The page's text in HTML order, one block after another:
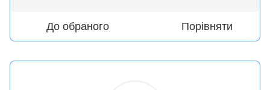
До обраного Порівняти